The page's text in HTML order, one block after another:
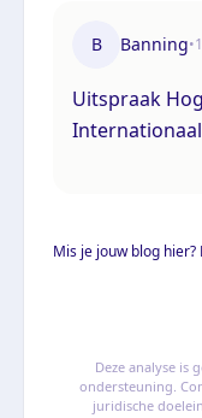
B Banning•
Uitspraak
Mis je jouw blog
Deze analyse is
ondersteuning.
juridische